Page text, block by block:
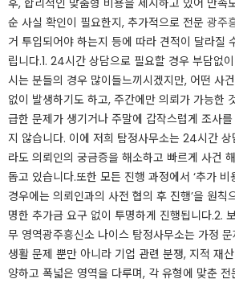
후, 합리적인 맞춤형 비용을 제시하고 있어 만족
순 사실 확인이 필요한지, 추가적으로 전문 광주
거 투입되어야 하는지 등에 따라 견적이 달라질
립니다.​​1. 24시간 상담으로 필요할 경우 부담없
시는 분들의 경우 많이들느끼시겠지만, 어떤 사
없이 발생하기도 하고, 주간에만 의뢰가 가능한
급한 문제가 생기거나 주말에 갑작스럽게 조사
지 않습니다. ​이에 저희 탐정사무소는 24시간 상
라도 의뢰인의 궁금증을 해소하고 빠르게 사건
돕고 있습니다.​또한 모든 진행 과정에서 ‘추가 비
경우에는 의뢰인과의 사전 협의 후 진행’을 원칙
명한 추가금 요구 없이 투명하게 진행됩니다.​​​2.
무 영역광주흥신소 나이스 탐정사무소는 가정
생활 문제 뿐만 아니라 기업 관련 분쟁, 지적 재
양하고 폭넓은 영역을 다루며, 각 유형에 맞춘